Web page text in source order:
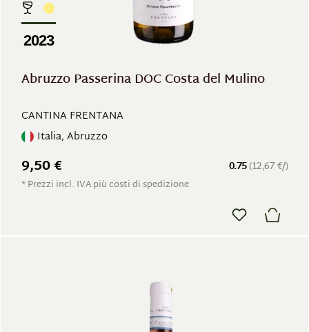
2023
Abruzzo Passerina DOC Costa del Mulino
CANTINA FRENTANA
Italia, Abruzzo
0.75(12,67 €/)
9,50 €
* Prezzi incl. IVA più costi di spedizione